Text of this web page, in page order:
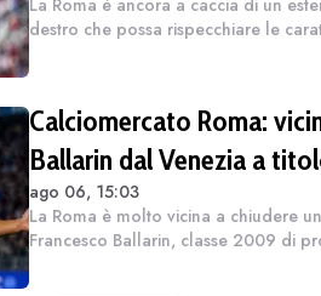
La Roma è ancora a caccia di un
destro che possa rispecchiare le
Calciomercato Roma:
Ballarin dal Venezia a
ago 06, 15:03
La Roma è molto vicina a chiudere
Francesco Ballarin, classe 2009 di